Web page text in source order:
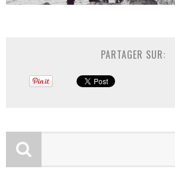
PARTAGER SUR: